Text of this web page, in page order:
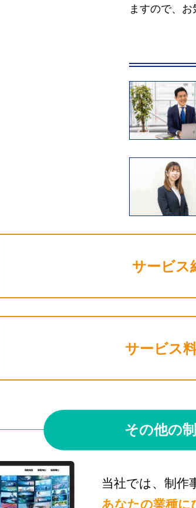
ますので、お
サービス
サービス
その他の
当社では、制作
あなたの業種に